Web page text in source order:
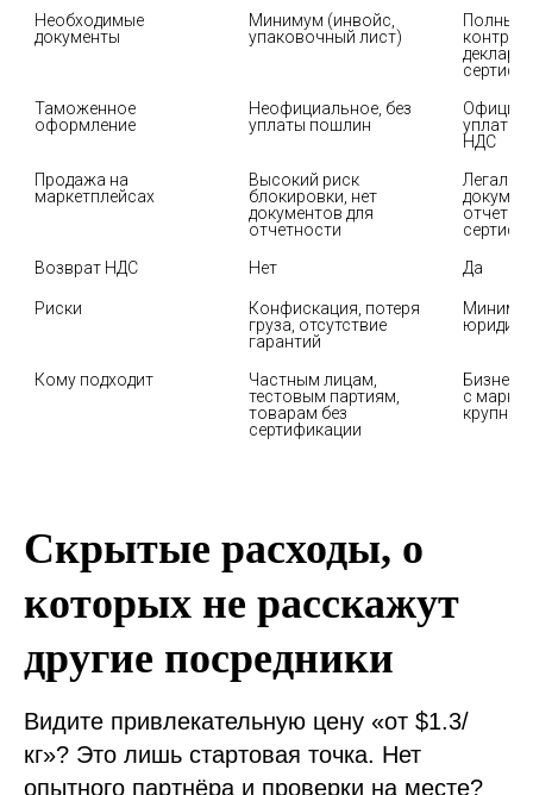
Необходимые
документы
Минимум (инвойс,
упаковочный лист)
Полный
Таможенное
оформление
Неофициальное, без
уплаты пошлин
уплатой
НДС
Продажа на
маркетплейсах
Высокий риск
блокировки, нет
документов для
отчетности
Возврат НДС
Нет Да
Риски
Конфискация, потеря
груза, отсутствие
гарантий
Кому подходит
Частным лицам,
тестовым партиям,
товарам без
сертификации
с
Скрытые расходы, о
которых не расскажут
другие посредники
Видите привлекательную цену «от $1.3/
кг»? Это лишь стартовая точка. Нет
опытного партнёра и проверки на месте?